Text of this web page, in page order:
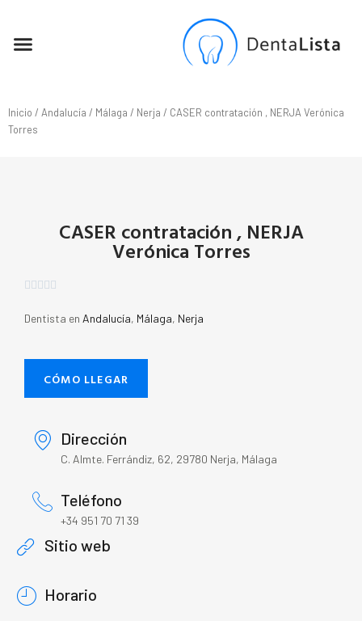
Inicio / Andalucía / Málaga / Nerja / CASER contratación , NERJA Verónica
Torres
CASER contratación , NERJA
Verónica Torres
    
Dentista en Andalucía, Málaga, Nerja
CÓMO LLEGAR
Dirección
C. Almte. Ferrándiz, 62, 29780 Nerja, Málaga
Teléfono
+34 951 70 71 39
Sitio web
Horario